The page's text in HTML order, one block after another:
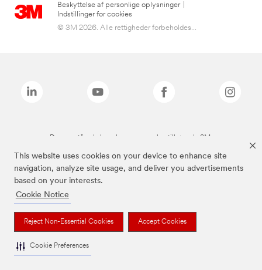
This website uses cookies on your device to enhance site
navigation, analyze site usage, and deliver you advertisements
based on your interests.
Cookie Notice
Reject Non-Essential Cookies Accept Cookies
Cookie Preferences
Beskyttelse af personlige oplysninger
Indstillinger for cookies
© 3M 2026. Alle rettigheder forbeholdes...
De ovenstående brands er varemærker tilhørende 3M.